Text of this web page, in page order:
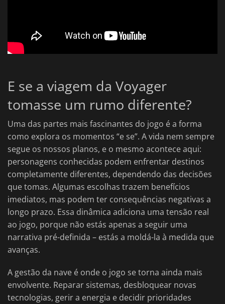
E se a viagem da Voyager
tomasse um rumo diferente?
Uma das partes mais fascinantes do jogo é a forma
como explora os momentos “e se”. A vida nem sempre
segue os nossos planos, e o mesmo acontece aqui:
personagens conhecidas podem enfrentar destinos
completamente diferentes, dependendo das decisões
que tomas. Algumas escolhas trazem benefícios
imediatos, mas podem ter consequências negativas a
longo prazo. Essa dinâmica adiciona uma tensão real
ao jogo, porque não estás apenas a seguir uma
narrativa pré-definida – estás a moldá-la à medida que
avanças.
A gestão da nave é onde o jogo se torna ainda mais
envolvente. Reparar sistemas, desbloquear novas
tecnologias, gerir a energia e decidir prioridades